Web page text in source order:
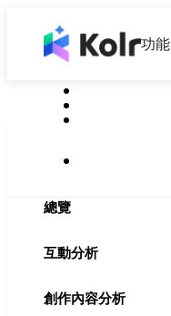
功能
總覽
互動分析
創作內容分析